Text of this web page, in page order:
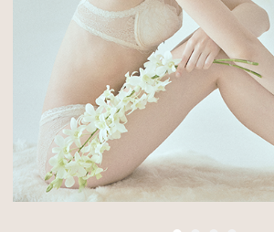
Inner
姿勢美容イン
ALL ITEM
オーダーメイドブライダル
VIEW MORE
厳選した素材と徹底した立体
伸ばし、 ご自身の美しくなる
勢美容ランジェリー
CONCEPT